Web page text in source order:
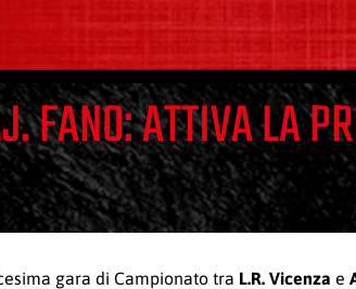
FANO: ATTIVA LA
gara di Campionato tra L.R. Vicenza e